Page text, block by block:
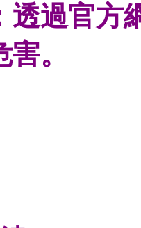
透過官方
害。